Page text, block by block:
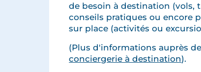
de besoin à destination (vols,
conseils pratiques ou encore
sur place (activités ou
(Plus d'informations auprès
conciergerie à destination).